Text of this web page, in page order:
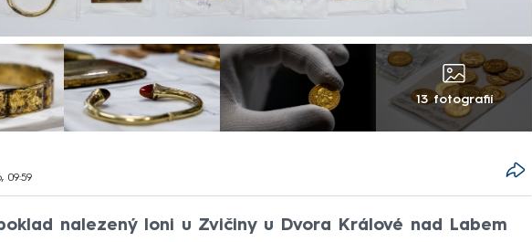
13 fotografií
09:59
nalezený loni u Zvičiny u Dvora Králové nad Labem